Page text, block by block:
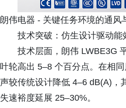
朗伟电器 - 关键任务环境的通风
技术突破：仿生设计驱动能
技术层面，朗伟 LWBE3G
叶轮高出 5–8 个百分点。在相
声较传统设计降低 4–6 dB(A)，
失速裕度延展 25–30%。